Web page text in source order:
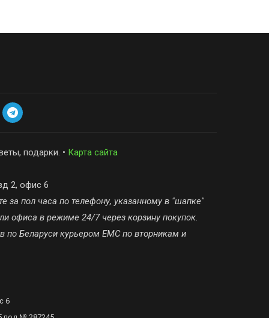
подарки. • Карта сайта
2, офис 6
за пол часа по телефону, указанному в "шапке"
офиса в режиме 24/7 через корзину покупок.
по Беларуси курьером ЕМС по вторникам и
6